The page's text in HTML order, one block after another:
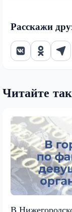
Расскажи
Читайте
В